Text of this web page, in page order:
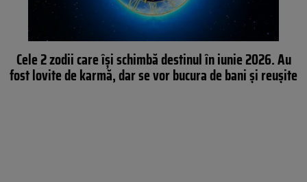
Cele 2 zodii care își schimbă destinul în iunie 2026. Au
fost lovite de karmă, dar se vor bucura de bani și reușite